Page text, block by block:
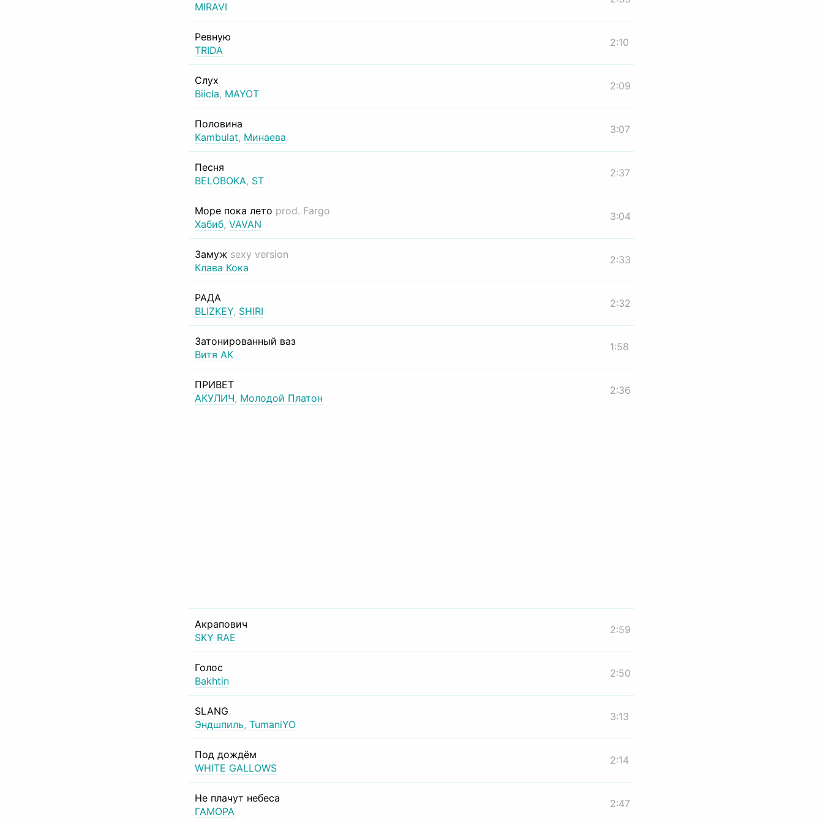
MIRAVI
Ревную
TRIDA
2:10
Слух
Biicla, MAYOT
2:09
Половина
Kambulat, Минаева
3:07
Песня
BELOBOKA, ST
2:37
Море пока лето prod. Fargo
Хабиб, VAVAN
3:04
Замуж sexy version
Клава Кока
2:33
РАДА
BLIZKEY, SHIRI
2:32
Затонированный ваз
Витя АК
1:58
ПРИВЕТ
АКУЛИЧ, Молодой Платон
2:36
Акрапович
SKY RAE
2:59
Голос
Bakhtin
2:50
SLANG
Эндшпиль, TumaniYO
3:13
Под дождём
WHITE GALLOWS
2:14
Не плачут небеса
ГАМОРА
2:47